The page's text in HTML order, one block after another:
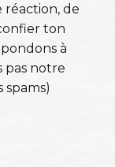
réaction, de
ton
à
pas notre
spams)